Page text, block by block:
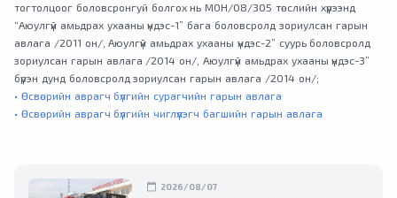
calendar_today 2026/08/07
тогтолцоог боловсронгуй болгох нь МОН/08/305 төслийн хүрээнд
“Аюулгүй амьдрах ухааны үндэс-1” бага боловсролд зориулсан гарын
авлага /2011 он/, Аюулгүй амьдрах ухааны үндэс-2” суурь боловсролд
зориулсан гарын авлага /2014 он/, Аюулгүй амьдрах ухааны үндэс-3”
бүрэн дунд боловсролд зориулсан гарын авлага /2014 он/;
• Өсвөрийн аврагч бүлгийн сурагчийн гарын авлага
• Өсвөрийн аврагч бүлгийн чиглүүлэгч багшийн гарын авлага